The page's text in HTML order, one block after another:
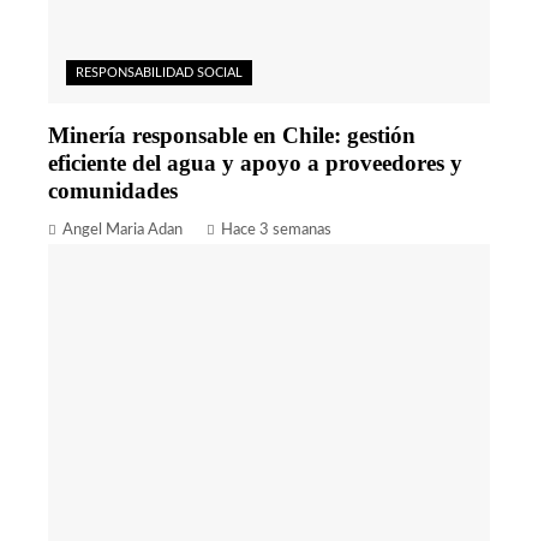
RESPONSABILIDAD SOCIAL
Minería responsable en Chile: gestión
eficiente del agua y apoyo a proveedores y
comunidades
Angel Maria Adan Hace 3 semanas